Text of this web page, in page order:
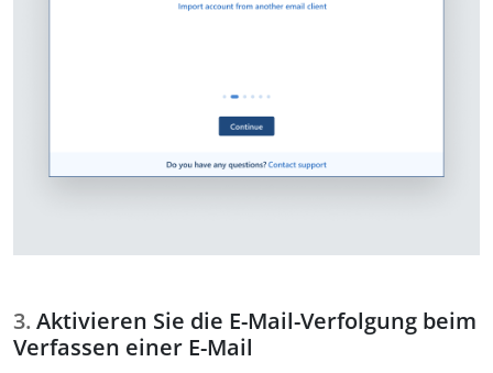
Aktivieren Sie die E-Mail-Verfolgung beim
Verfassen einer E-Mail